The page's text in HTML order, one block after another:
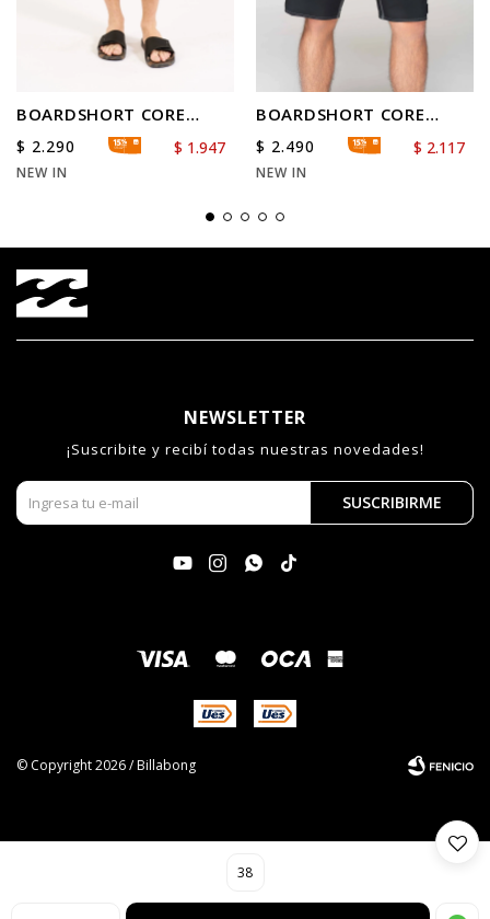
38
BOARDSHORT CORE
CARGO LB 20
$ 2.290 $ 1.947
NEW IN
BOARDSHORT CORE
LORD PRO Black
$ 2.490 $ 2.117
NEW IN
NEWSLETTER
¡Suscribite y recibí todas nuestras novedades!
SUSCRIBIRME
   
© Copyright 2026 / Billabong
Fenicio